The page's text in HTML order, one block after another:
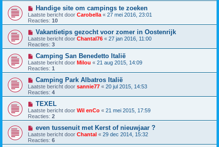
Handige site om campings te zoeken
Laatste bericht door Carobella « 27 mei 2016, 23:01
Reacties: 10
Vakantietips gezocht voor zomer in Oostenrijk
Laatste bericht door Chantal76 « 27 jan 2016, 11:00
Reacties: 3
Camping San Benedetto Italië
Laatste bericht door Milou « 21 aug 2015, 14:09
Reacties: 1
Camping Park Albatros Italië
Laatste bericht door sannie77 « 20 jul 2015, 14:53
Reacties: 4
TEXEL
Laatste bericht door Wil enCo « 21 mei 2015, 17:59
Reacties: 2
even tussenuit met Kerst of nieuwjaar ?
Laatste bericht door Chantal « 29 dec 2014, 15:32
Reacties: 6